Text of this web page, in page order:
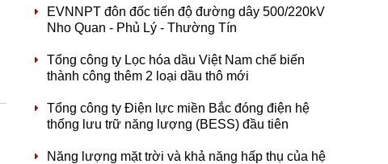
EVNNPT đôn đốc tiến độ đường dây 500/220kV
Nho Quan - Phủ Lý - Thường Tín
Tổng công ty Lọc hóa dầu Việt Nam chế biến
thành công thêm 2 loại dầu thô mới
Tổng công ty Điện lực miền Bắc đóng điện hệ
thống lưu trữ năng lượng (BESS) đầu tiên
Năng lượng mặt trời và khả năng hấp thụ của hệ